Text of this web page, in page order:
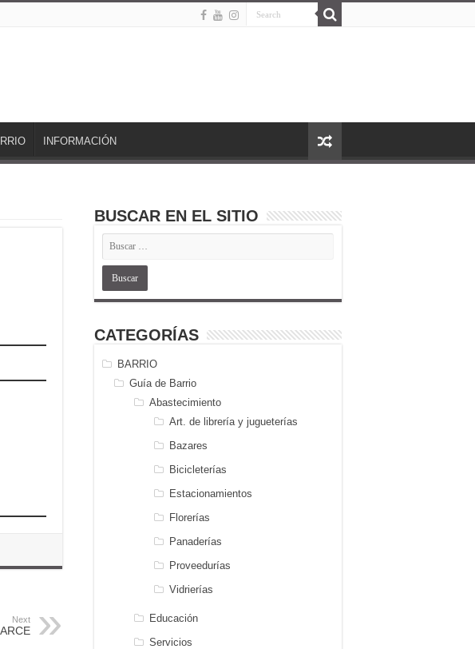
INFORMACIÓN
Next
BUSCAR EN EL SITIO
CATEGORÍAS
BARRIO
Guía de Barrio
Abastecimiento
Art. de librería y jugueterías
Bazares
Bicicleterías
Estacionamientos
Florerías
Panaderías
Proveedurías
Vidrierías
Educación
Servicios